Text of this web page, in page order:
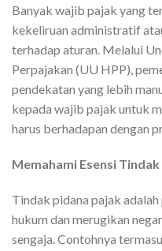
Banyak wajib pajak yang
kekeliruan administratif
terhadap aturan. Melalui
Perpajakan (UU HPP),
pendekatan yang lebih
kepada wajib pajak untuk
harus berhadapan dengan
Memahami Esensi
Tindak pidana pajak
hukum dan merugikan
sengaja. Contohnya